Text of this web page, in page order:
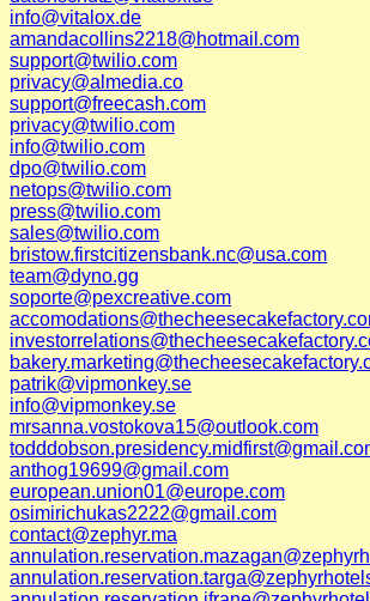
info@vitalox.de
amandacollins2218@hotmail.com
support@twilio.com
privacy@almedia.co
support@freecash.com
privacy@twilio.com
info@twilio.com
dpo@twilio.com
netops@twilio.com
press@twilio.com
sales@twilio.com
bristow.firstcitizensbank.nc@usa.com
team@dyno.gg
soporte@pexcreative.com
patrik@vipmonkey.se
info@vipmonkey.se
mrsanna.vostokova15@outlook.com
anthog19699@gmail.com
european.union01@europe.com
osimirichukas2222@gmail.com
contact@zephyr.ma